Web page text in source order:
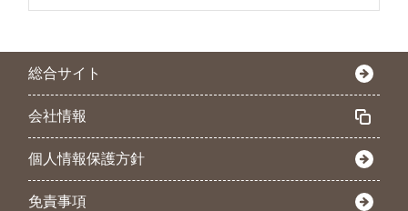
総合サイト
会社情報
個人情報保護方針
免責事項